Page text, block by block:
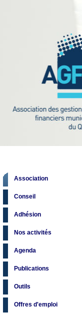
Association
Conseil
Adhésion
Nos activités
Agenda
Publications
Outils
Offres d'emploi